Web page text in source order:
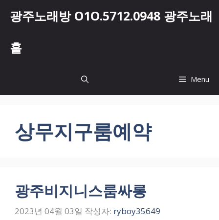
광주노래방 O1O.5712.0948 광주노래
홀
Menu
상무지구룸예약
광주비지니스룸싸롱
2023년 04월 03일 작성자: ryboy35649